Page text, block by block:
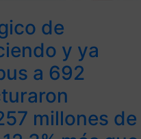
de
y ya
a 692
millones de